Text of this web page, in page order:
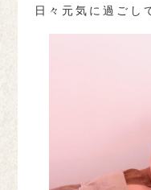
日々元気に過ごし